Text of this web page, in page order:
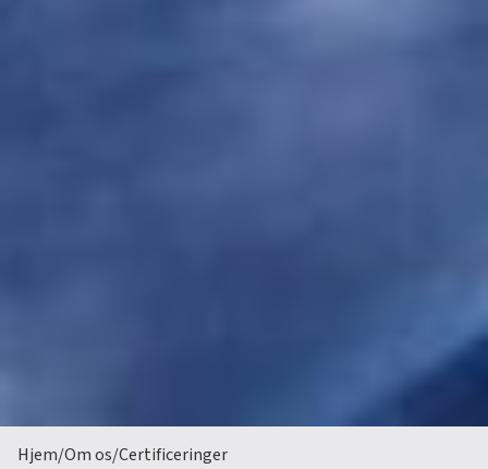
Hjem/Om os/Certificeringer